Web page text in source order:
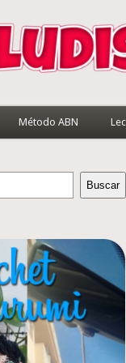
Método ABN
Buscar